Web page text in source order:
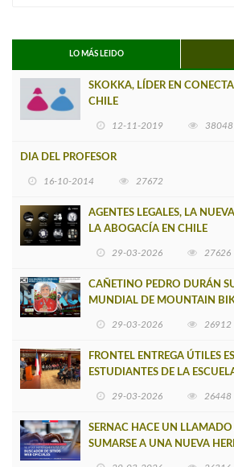
LO MÁS LEIDO
SKOKKA, LÍDER EN
CHILE
12-11-2019 38048
DIA DEL PROFESOR
16-10-2014 27672
AGENTES LEGALES, LA
LA ABOGACÍA EN CHILE
29-03-2026 27626
CAÑETINO PEDRO DURÁN
MUNDIAL DE MOUNTAIN
29-03-2026 26912
FRONTEL ENTREGA ÚTILES
ESTUDIANTES DE LA
29-03-2026 26448
SERNAC HACE UN LLAMADO
SUMARSE A UNA NUEVA